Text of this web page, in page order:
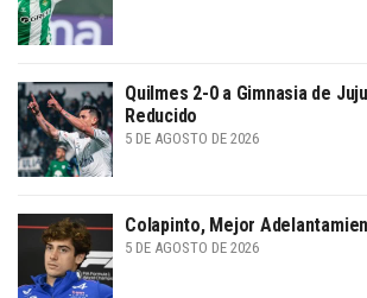
Quilmes 2-0 a Gimnasia de
Reducido
5 DE AGOSTO DE 2026
Colapinto, Mejor
5 DE AGOSTO DE 2026